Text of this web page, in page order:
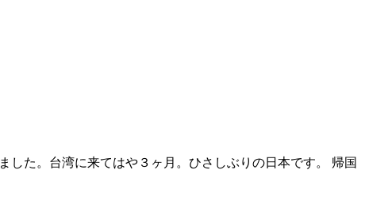
した。台湾に来てはや３ヶ月。ひさしぶりの日本です。 帰国